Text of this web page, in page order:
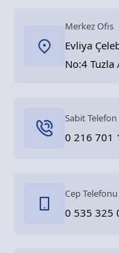
Merkez Ofis
Evliya
No:4 Tuzla
Sabit Telefon
0 216 701
Cep Telefonu
0 535 325